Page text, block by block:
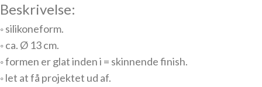
Beskrivelse:
◦ silikoneform.
◦ ca. Ø 13 cm.
◦ formen er glat inden i = skinnende finish.
◦ let at få projektet ud af.